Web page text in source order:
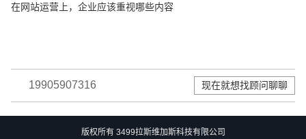
在网站运营上，企业应该重视哪些内容
19905907316 现在就想找顾问聊聊
版权所有 3499拉斯维加斯科技有限公司